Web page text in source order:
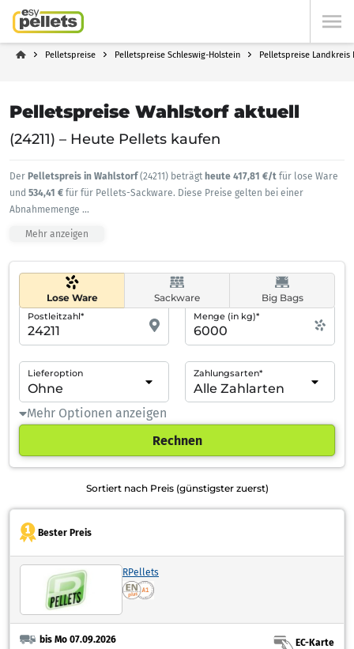
Pelletspreise Pelletspreise Schleswig-Holstein Pelletspreise Landkreis
Pelletspreise Wahlstorf aktuell
(24211) – Heute Pellets kaufen
Der Pelletspreis in Wahlstorf(24211) beträgt heute 417,81 €/t für lose Ware
und 534,41 € für für Pellets-Sackware. Diese Preise gelten bei einer
Abnahmemenge ...
Mehr anzeigen
Lose Ware Sackware Big Bags
Postleitzahl* Menge (in kg)*
Lieferoption Zahlungsarten*
Mehr Optionen anzeigen
Rechnen
Sortiert nach Preis (günstigster zuerst)
Bester Preis
RPellets
bis Mo 07.09.2026
EC-Karte